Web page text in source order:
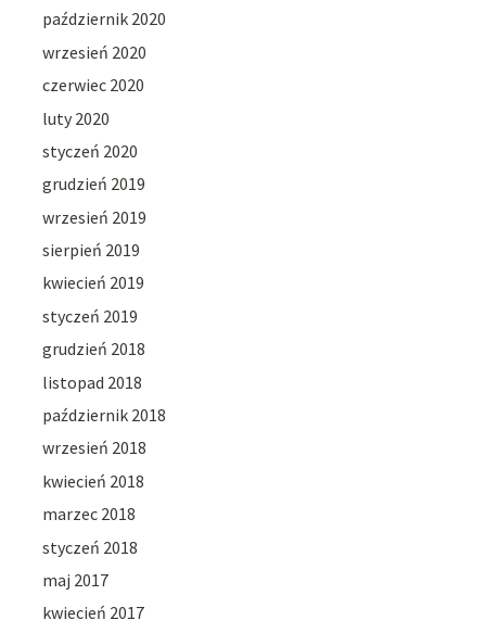
październik 2020
wrzesień 2020
czerwiec 2020
luty 2020
styczeń 2020
grudzień 2019
wrzesień 2019
sierpień 2019
kwiecień 2019
styczeń 2019
grudzień 2018
listopad 2018
październik 2018
wrzesień 2018
kwiecień 2018
marzec 2018
styczeń 2018
maj 2017
kwiecień 2017